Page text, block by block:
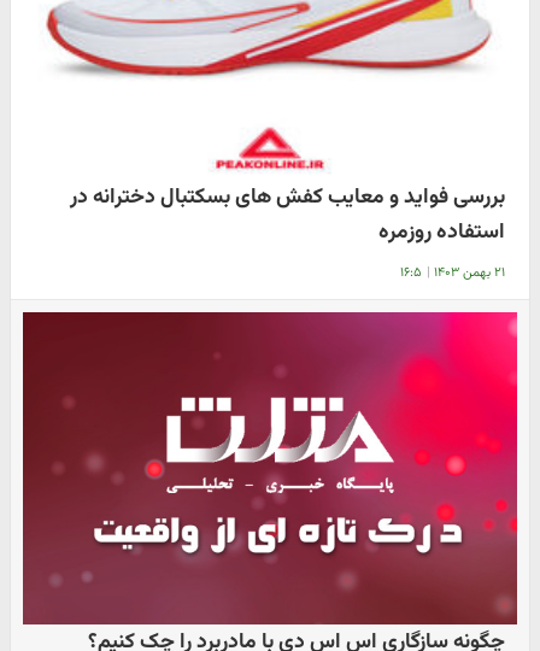
بررسی فواید و معایب کفش‌ های بسکتبال دخترانه در
استفاده روزمره
۲۱ بهمن ۱۴۰۳ | ۱۶:۵
چگونه سازگاری اس اس دی با مادربرد را چک کنیم؟